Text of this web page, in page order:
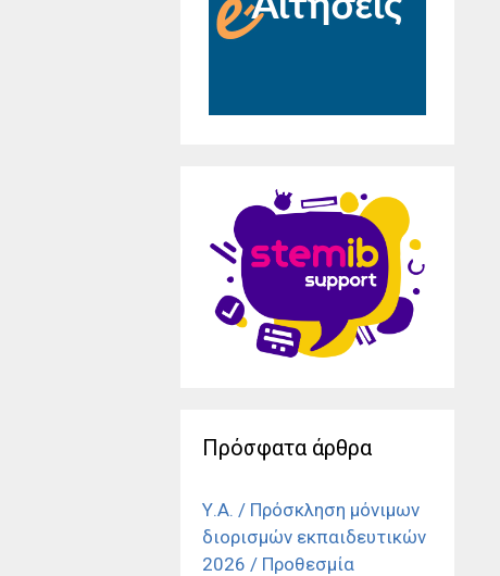
Πρόσφατα άρθρα
Υ.Α. / Πρόσκληση μόνιμων
διορισμών εκπαιδευτικών
2026 / Προθεσμία